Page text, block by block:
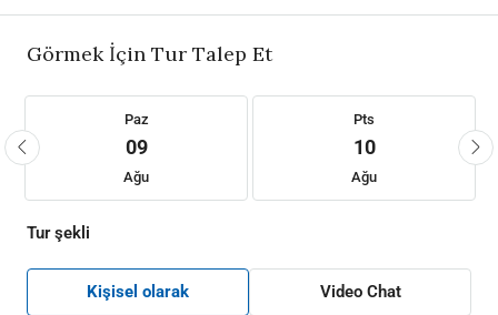
Görmek İçin Tur Talep Et
Paz
09
Ağu
Pts
10
Ağu
Tur şekli
Kişisel olarak Video Chat